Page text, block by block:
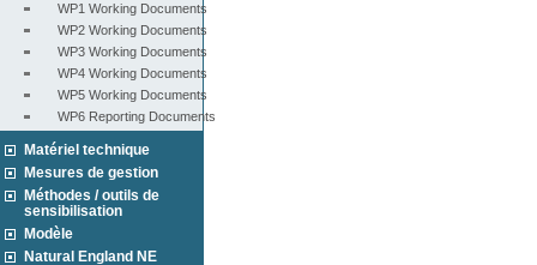
WP1 Working Documents
WP2 Working Documents
WP3 Working Documents
WP4 Working Documents
WP5 Working Documents
WP6 Reporting Documents
Matériel technique
Mesures de gestion
Méthodes / outils de
sensibilisation
Modèle
Natural England NE